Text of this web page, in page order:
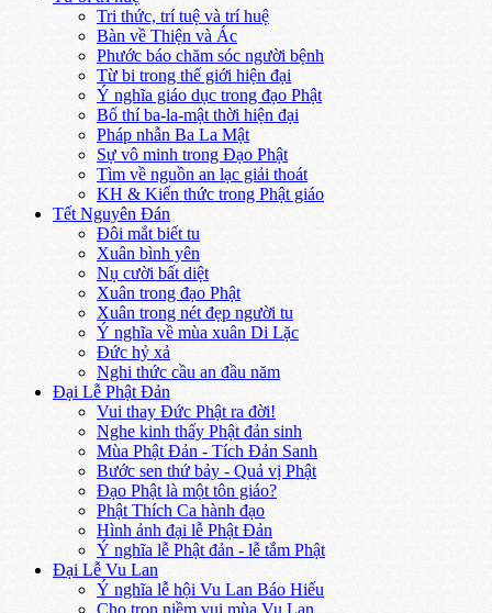
Tri thức, trí tuệ và trí huệ
Bàn về Thiện và Ác
Phước báo chăm sóc người bệnh
Từ bi trong thế giới hiện đại
Ý nghĩa giáo dục trong đạo Phật
Bố thí ba-la-mật thời hiện đại
Pháp nhẫn Ba La Mật
Sự vô minh trong Đạo Phật
Tìm về nguồn an lạc giải thoát
KH & Kiến thức trong Phật giáo
Tết Nguyên Đán
Đôi mắt biết tu
Xuân bình yên
Nụ cười bất diệt
Xuân trong đạo Phật
Xuân trong nét đẹp người tu
Ý nghĩa về mùa xuân Di Lặc
Đức hỷ xả
Nghi thức cầu an đầu năm
Đại Lễ Phật Đản
Vui thay Đức Phật ra đời!
Nghe kinh thấy Phật đản sinh
Mùa Phật Đản - Tích Đản Sanh
Bước sen thứ bảy - Quả vị Phật
Đạo Phật là một tôn giáo?
Phật Thích Ca hành đạo
Hình ảnh đại lễ Phật Đản
Ý nghĩa lễ Phật đản - lễ tắm Phật
Đại Lễ Vu Lan
Ý nghĩa lễ hội Vu Lan Báo Hiếu